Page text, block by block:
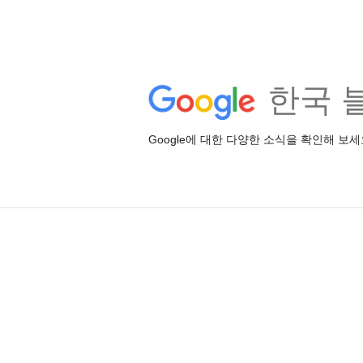
한국
Google에 대한 다양한 소식을 확인해 보세